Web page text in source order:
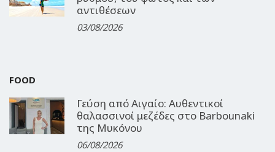
αντιθέσεων
03/08/2026
FOOD
Γεύση από Αιγαίο: Αυθεντικοί
θαλασσινοί μεζέδες στο Barbounaki
της Μυκόνου
06/08/2026